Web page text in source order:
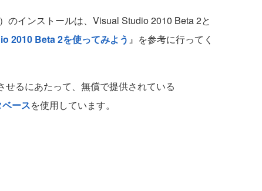
インストールは、Visual Studio 2010 Beta 2と
2010 Beta 2を使ってみよう 』を参考に行ってく
るにあたって、無償で提供されている
ースを使用しています。